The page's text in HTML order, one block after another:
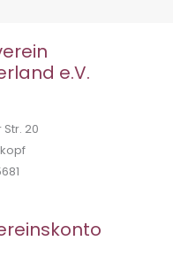
e.V.
20